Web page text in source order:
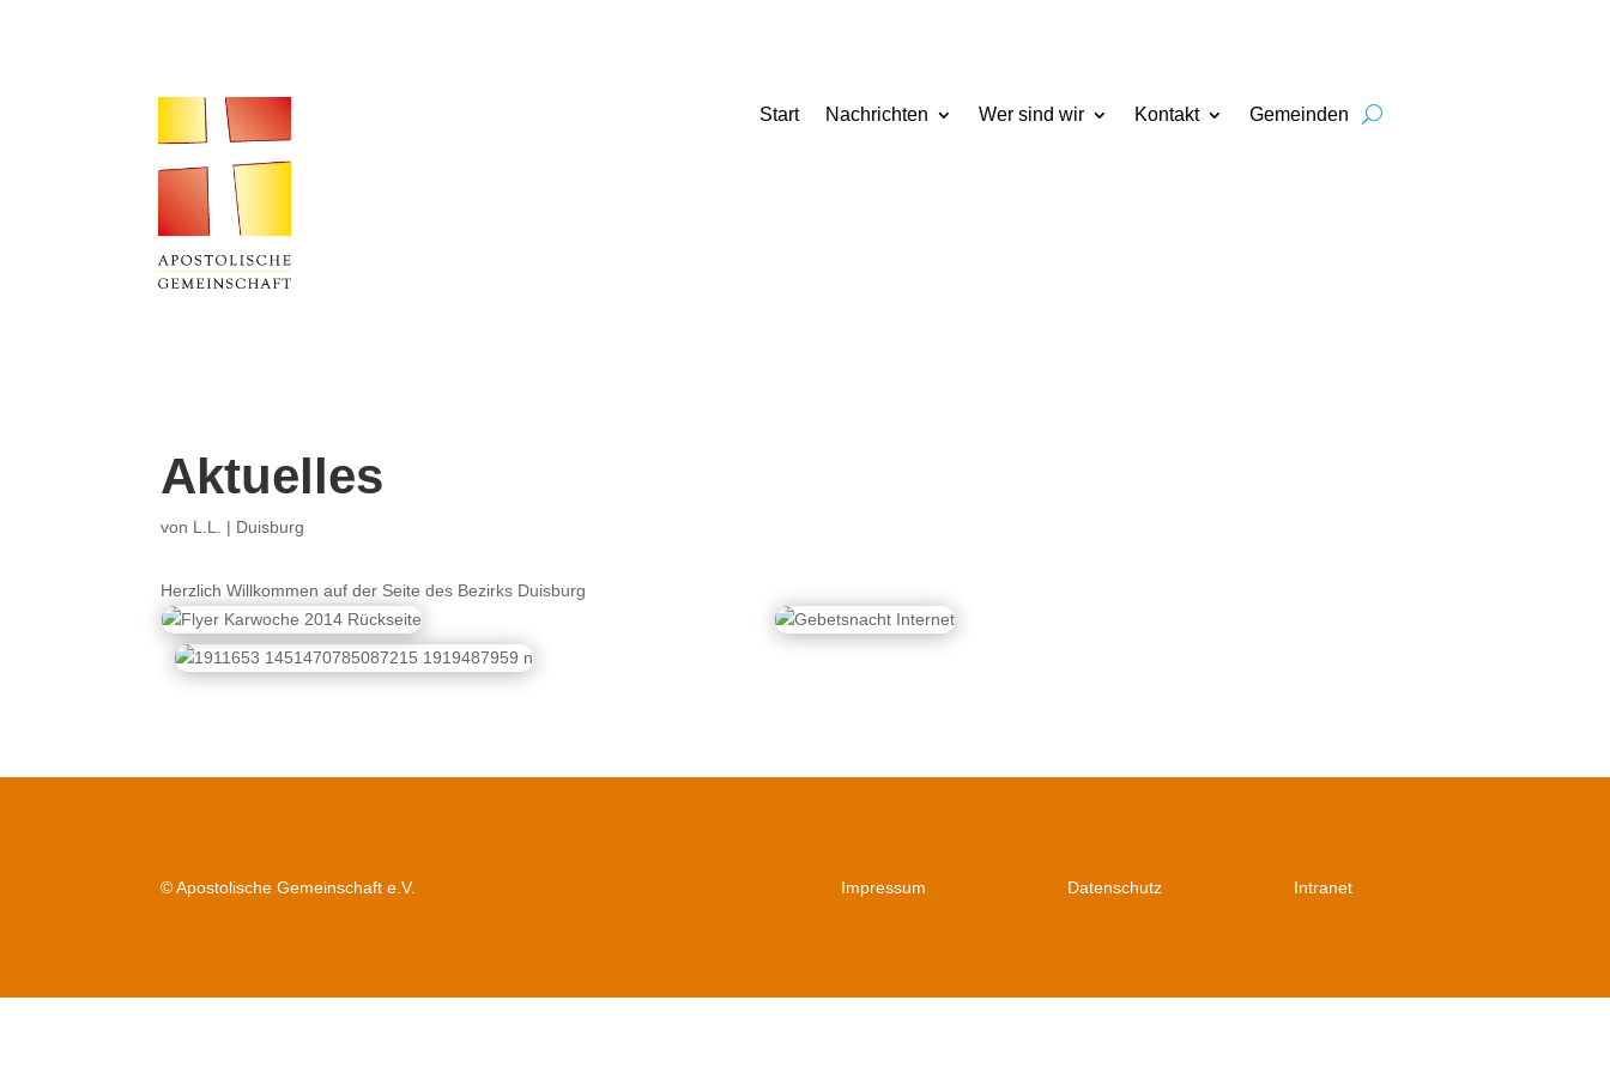
Start Nachrichten Wer sind wir Kontakt Gemeinden
Aktuelles
von L.L. | Duisburg
Herzlich Willkommen auf der Seite des Bezirks Duisburg
© Apostolische Gemeinschaft e.V. Impressum Datenschutz Intranet